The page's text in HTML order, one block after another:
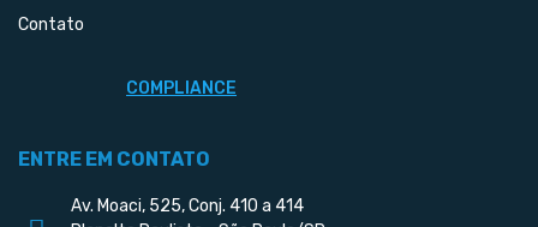
Contato
COMPLIANCE
ENTRE EM CONTATO
Av. Moaci, 525, Conj. 410 a 414